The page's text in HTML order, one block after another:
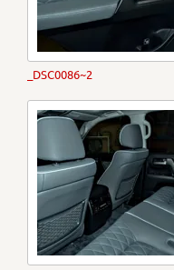
_DSC0086~2